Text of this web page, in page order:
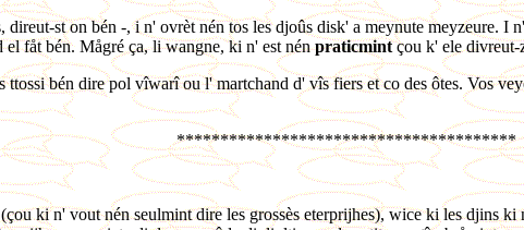
st on bén -, i n' ovrèt nén tos les djoûs disk' a meynute meyzeure. I
el fåt bén. Mågré ça, li wangne, ki n' est nénpraticmintçou k' ele divreut-
bén dire pol vîwarî ou l' martchand d' vîs fiers et co des ôtes. Vos
***************************************
ki n' vout nén seulmint dire les grossès eterprijhes), wice ki les djins